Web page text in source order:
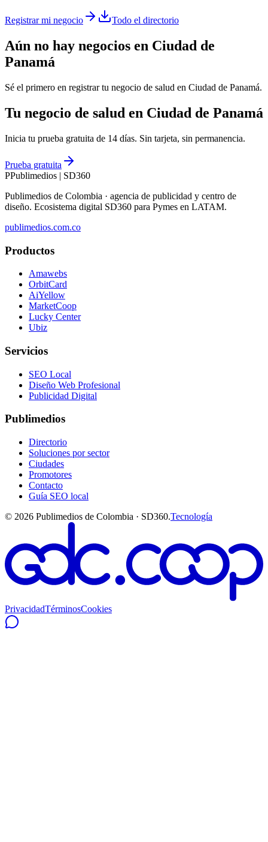
Registrar mi negocio Todo el directorio
Aún no hay negocios en Ciudad de
Panamá
Sé el primero en registrar tu negocio de salud en Ciudad de Panamá.
Tu negocio de salud en Ciudad de Panamá
Inicia tu prueba gratuita de 14 días. Sin tarjeta, sin permanencia.
Prueba gratuita
PPublimedios | SD360
Publimedios de Colombia · agencia de publicidad y centro de
diseño. Ecosistema digital SD360 para Pymes en LATAM.
publimedios.com.co
Productos
Amawebs
OrbitCard
AiYellow
MarketCoop
Lucky Center
Ubiz
Servicios
SEO Local
Diseño Web Profesional
Publicidad Digital
Publimedios
Directorio
Soluciones por sector
Ciudades
Promotores
Contacto
Guía SEO local
© 2026 Publimedios de Colombia · SD360.Tecnología
PrivacidadTérminosCookies